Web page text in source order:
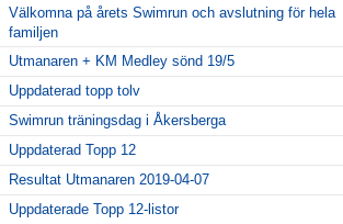
Välkomna på årets Swimrun och avslutning för hela
familjen
Utmanaren + KM Medley sönd 19/5
Uppdaterad topp tolv
Swimrun träningsdag i Åkersberga
Uppdaterad Topp 12
Resultat Utmanaren 2019-04-07
Uppdaterade Topp 12-listor